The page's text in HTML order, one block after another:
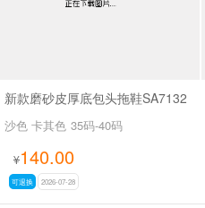
新款磨砂皮厚底包头拖鞋SA7132
沙色 卡其色 35码-40码
¥140.00
可退换 2026-07-28